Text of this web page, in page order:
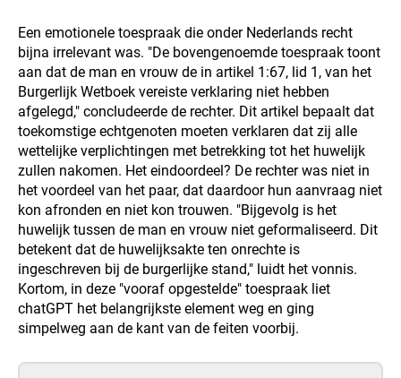
Een emotionele toespraak die onder Nederlands recht
bijna irrelevant was. "De bovengenoemde toespraak toont
aan dat de man en vrouw de in artikel 1:67, lid 1, van het
Burgerlijk Wetboek vereiste verklaring niet hebben
afgelegd," concludeerde de rechter. Dit artikel bepaalt dat
toekomstige echtgenoten moeten verklaren dat zij alle
wettelijke verplichtingen met betrekking tot het huwelijk
zullen nakomen. Het eindoordeel? De rechter was niet in
het voordeel van het paar, dat daardoor hun aanvraag niet
kon afronden en niet kon trouwen. "Bijgevolg is het
huwelijk tussen de man en vrouw niet geformaliseerd. Dit
betekent dat de huwelijksakte ten onrechte is
ingeschreven bij de burgerlijke stand," luidt het vonnis.
Kortom, in deze "vooraf opgestelde" toespraak liet
chatGPT het belangrijkste element weg en ging
simpelweg aan de kant van de feiten voorbij.